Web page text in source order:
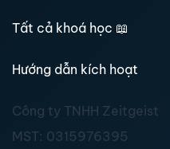
Tất cả khoá học 📖
Hướng dẫn kích hoạt
Công ty TNHH Zeitgeist
MST: 0315976395